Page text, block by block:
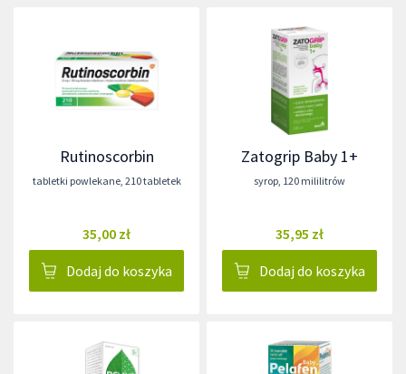
Rutinoscorbin
tabletki powlekane, 210 tabletek
35,00 zł
Dodaj do koszyka
Zatogrip Baby 1+
syrop, 120 mililitrów
35,95 zł
Dodaj do koszyka